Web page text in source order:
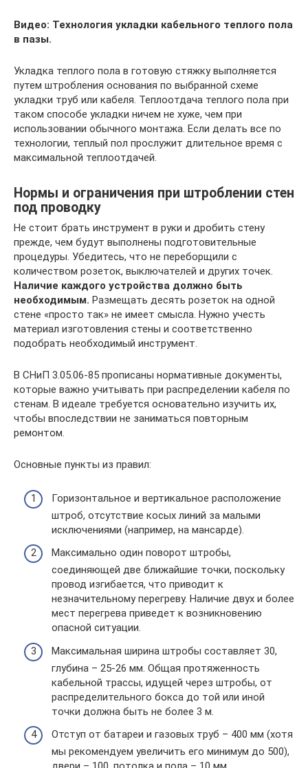
Видео: Технология укладки кабельного теплого пола
в пазы.
Укладка теплого пола в готовую стяжку выполняется
путем штробления основания по выбранной схеме
укладки труб или кабеля. Теплоотдача теплого пола при
таком способе укладки ничем не хуже, чем при
использовании обычного монтажа. Если делать все по
технологии, теплый пол прослужит длительное время с
максимальной теплоотдачей.
Нормы и ограничения при штроблении стен
под проводку
Не стоит брать инструмент в руки и дробить стену
прежде, чем будут выполнены подготовительные
процедуры. Убедитесь, что не переборщили с
количеством розеток, выключателей и других точек.
Наличие каждого устройства должно быть
необходимым. Размещать десять розеток на одной
стене «просто так» не имеет смысла. Нужно учесть
материал изготовления стены и соответственно
подобрать необходимый инструмент.
В СНиП 3.05.06-85 прописаны нормативные документы,
которые важно учитывать при распределении кабеля по
стенам. В идеале требуется основательно изучить их,
чтобы впоследствии не заниматься повторным
ремонтом.
Основные пункты из правил:
Горизонтальное и вертикальное расположение
штроб, отсутствие косых линий за малыми
исключениями (например, на мансарде).
Максимально один поворот штробы,
соединяющей две ближайшие точки, поскольку
провод изгибается, что приводит к
незначительному перегреву. Наличие двух и более
мест перегрева приведет к возникновению
опасной ситуации.
Максимальная ширина штробы составляет 30,
глубина – 25-26 мм. Общая протяженность
кабельной трассы, идущей через штробы, от
распределительного бокса до той или иной
точки должна быть не более 3 м.
Отступ от батареи и газовых труб – 400 мм (хотя
мы рекомендуем увеличить его минимум до 500),